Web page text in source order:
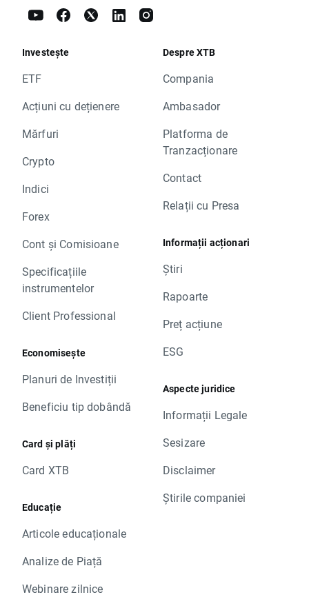
Investește
ETF
Acțiuni cu dețienere
Mărfuri
Crypto
Indici
Forex
Cont și Comisioane
Specificațiile
instrumentelor
Client Professional
Economisește
Planuri de Investiții
Beneficiu tip dobândă
Card și plăți
Card XTB
Educație
Articole educaționale
Analize de Piață
Webinare zilnice
Despre XTB
Compania
Ambasador
Platforma de
Tranzacționare
Contact
Relații cu Presa
Informații acționari
Știri
Rapoarte
Preț acțiune
ESG
Aspecte juridice
Informații Legale
Sesizare
Disclaimer
Știrile companiei